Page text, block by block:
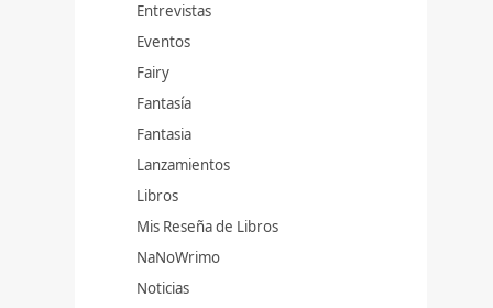
Entrevistas
Eventos
Fairy
Fantasía
Fantasia
Lanzamientos
Libros
Mis Reseña de Libros
NaNoWrimo
Noticias